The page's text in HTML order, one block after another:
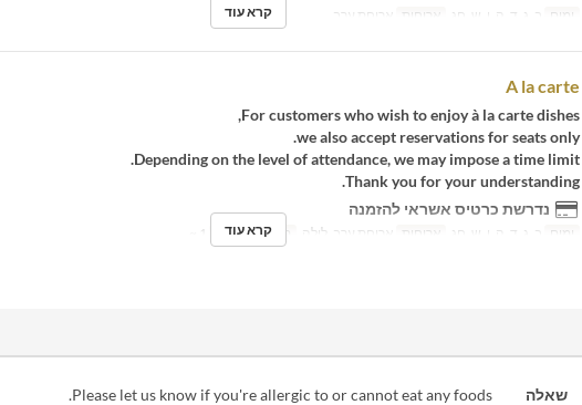
ימים ב, ג, ד, ה, ו, ש, חג ארוחות ארוחת ערב קרא עוד
A la carte
For customers who wish to enjoy à la carte dishes,
we also accept reservations for seats only.
Depending on the level of attendance, we may impose a time limit.
Thank you for your understanding.
נדרשת כרטיס אשראי להזמנה
ימים ב, ג, ד, ה, ו, ש, חג ארוחות ארוחת ערב, לילה מגבלת הזמנה
קרא עוד
שאלה Please let us know if you're allergic to or cannot eat any foods.